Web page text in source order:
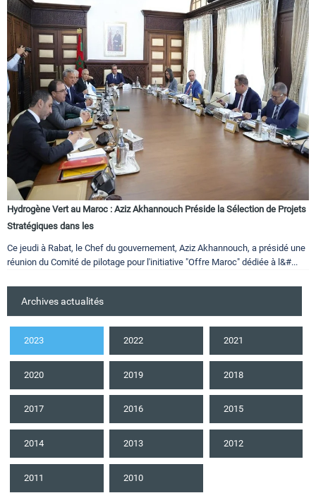
Hydrogène Vert au Maroc : Aziz Akhannouch Préside la Sélection de Projets
Stratégiques dans les
Ce jeudi à Rabat, le Chef du gouvernement, Aziz Akhannouch, a présidé une
réunion du Comité de pilotage pour l'initiative "Offre Maroc" dédiée à l&#...
Archives actualités
2023 2022 2021
2020 2019 2018
2017 2016 2015
2014 2013 2012
2011 2010